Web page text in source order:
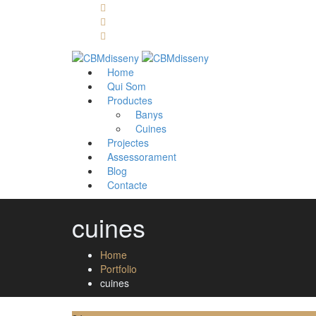
Home
Qui Som
Productes
Banys
Cuines
Projectes
Assessorament
Blog
Contacte
cuines
Home
Portfolio
cuines